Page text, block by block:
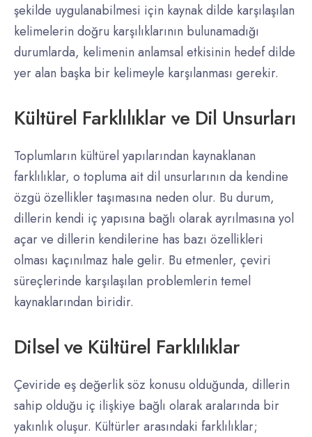
şekilde uygulanabilmesi için kaynak dilde karşılaşılan
kelimelerin doğru karşılıklarının bulunamadığı
durumlarda, kelimenin anlamsal etkisinin hedef dilde
yer alan başka bir kelimeyle karşılanması gerekir.
Kültürel Farklılıklar ve Dil Unsurları
Toplumların kültürel yapılarından kaynaklanan
farklılıklar, o topluma ait dil unsurlarının da kendine
özgü özellikler taşımasına neden olur. Bu durum,
dillerin kendi iç yapısına bağlı olarak ayrılmasına yol
açar ve dillerin kendilerine has bazı özellikleri
olması kaçınılmaz hale gelir. Bu etmenler, çeviri
süreçlerinde karşılaşılan problemlerin temel
kaynaklarından biridir.
Dilsel ve Kültürel Farklılıklar
Çeviride eş değerlik söz konusu olduğunda, dillerin
sahip olduğu iç ilişkiye bağlı olarak aralarında bir
yakınlık oluşur. Kültürler arasındaki farklılıklar;